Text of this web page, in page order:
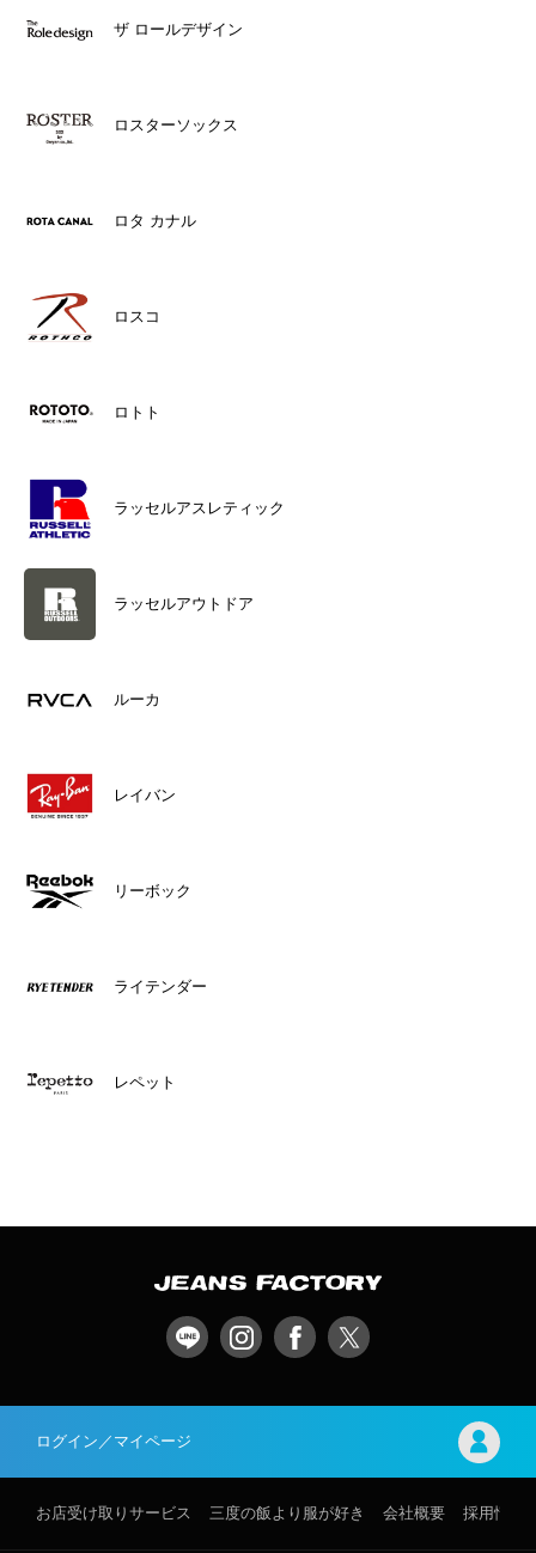
ザ ロールデザイン
ロスターソックス
ロタ カナル
ロスコ
ロトト
ラッセルアスレティック
ラッセルアウトドア
ルーカ
レイバン
リーボック
ライテンダー
レペット
ログイン／マイページ
お店受け取りサービス 三度の飯より服が好き 会社概要 採用情報